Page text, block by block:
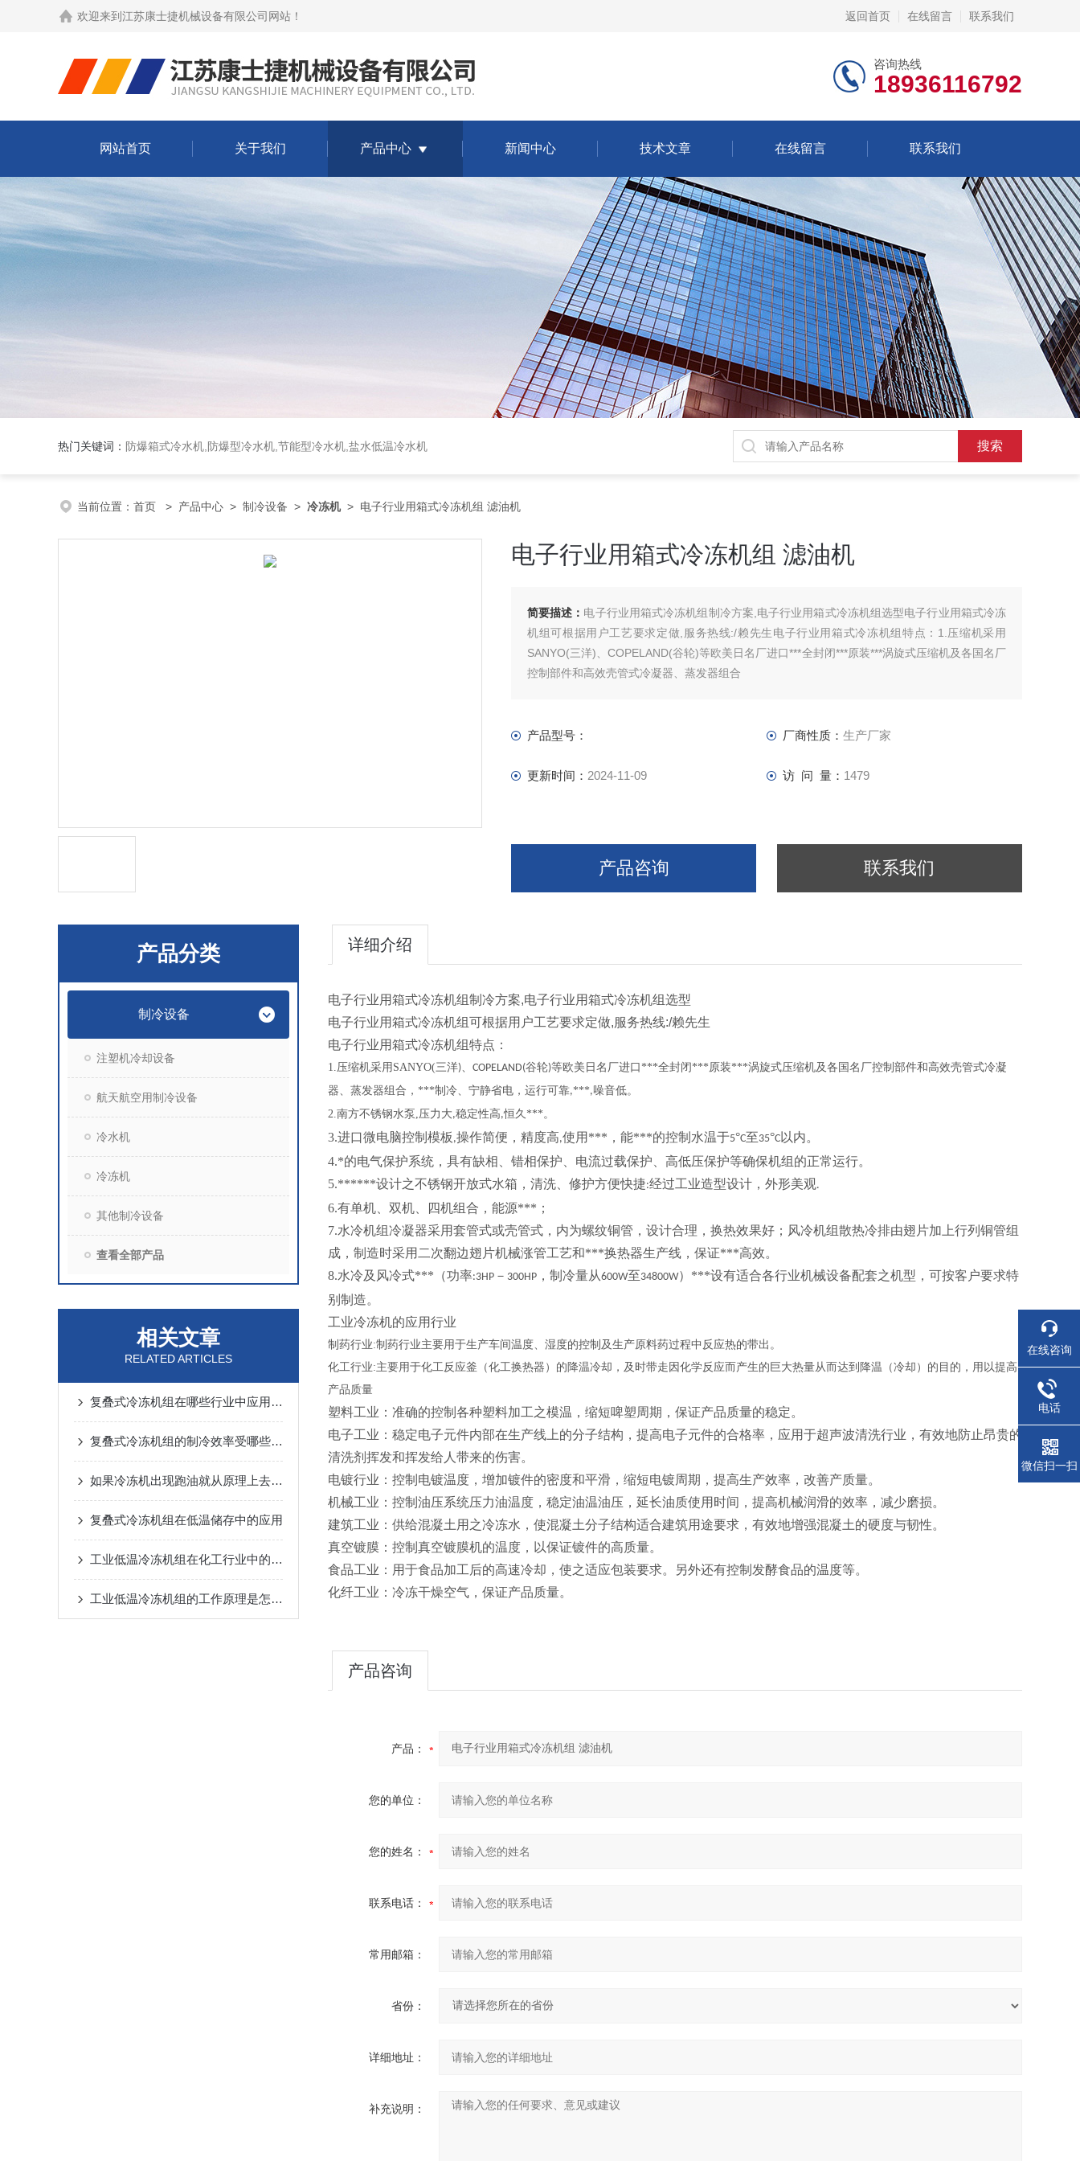
欢迎来到 江苏康士捷机械设备有限公司网站 ！ 返回首页 在线留言 联系我们
咨询热线
18936116792
网站首页 关于我们 产品中心 新闻中心 技术文章 在线留言 联系我们
热门关键词： 防爆箱式冷水机,防爆型冷水机,节能型冷水机,盐水低温冷水机
当前位置： 首页 > 产品中心 > 制冷设备 > 冷冻机> 电子行业用箱式冷冻机组 滤油机
电子行业用箱式冷冻机组 滤油机
简要描述： 电子行业用箱式冷冻机组制冷方案,电子行业用箱式冷冻机组选型电子行业用箱式冷冻
机组可根据用户工艺要求定做,服务热线:/赖先生电子行业用箱式冷冻机组特点：1.压缩机采用
SANYO(三洋)、COPELAND(谷轮)等欧美日名厂进口***全封闭***原装***涡旋式压缩机及各国名厂
控制部件和高效壳管式冷凝器、蒸发器组合
产品型号： 厂商性质： 生产厂家
更新时间： 2024-11-09 访 问 量： 1479
产品咨询 联系我们
产品分类
制冷设备
注塑机冷却设备
航天航空用制冷设备
冷水机
冷冻机
其他制冷设备
查看全部产品
相关文章
RELATED ARTICLES
复叠式冷冻机组在哪些行业中应用广泛？
复叠式冷冻机组的制冷效率受哪些因素影响？
如果冷冻机出现跑油就从原理上去剖析并解决
复叠式冷冻机组在低温储存中的应用
工业低温冷冻机组在化工行业中的应用
工业低温冷冻机组的工作原理是怎样的？
详细介绍
电子行业用箱式冷冻机组制冷方案,电子行业用箱式冷冻机组选型
电子行业用箱式冷冻机组可根据用户工艺要求定做,服务热线:/赖先生
电子行业用箱式冷冻机组特点：
1.压缩机采用 SANYO(三洋)、 COPELAND(谷轮)等欧美日名厂进口***全封闭***原装***涡旋式压缩机及各国名厂控制部件和高效壳管式冷凝
器、蒸发器组合，***制冷、宁静省电，运行可靠,***,噪音低。
2.南方不锈钢水泵 ,压力大,稳定性高,恒久***。
3.进口微电脑控制模板 ,操作简便，精度高,使用***，能***的控制水温于5°C至35°C 以内。
4.*的电气保护系统，具有缺相、错相保护、电流过载保护、高低压保护等确保机组的正常运行。
5.******设计之不锈钢开放式水箱，清洗、修护方便快捷:经过工业造型设计，外形美观.
6.有单机、双机、四机组合，能源***；
7.水冷机组冷凝器采用套管式或壳管式，内为螺纹铜管，设计合理，换热效果好；风冷机组散热冷排由翅片加上行列铜管组
成，制造时采用二次翻边翅片机械涨管工艺和***换热器生产线，保证***高效。
8.水冷及风冷式***（功率:3HP － 300HP ，制冷量从600W至34800W）***设有适合各行业机械设备配套之机型，可按客户要求特
别制造。
工业冷冻机的应用行业
制药行业:制药行业主要用于生产车间温度、湿度的控制及生产原料药过程中反应热的带出。
化工行业:主要用于化工反应釜（化工换热器）的降温冷却，及时带走因化学反应而产生的巨大热量从而达到降温（冷却）的目的，用以提高
产品质量
塑料工业：准确的控制各种塑料加工之模温，缩短啤塑周期，保证产品质量的稳定。
电子工业：稳定电子元件内部在生产线上的分子结构，提高电子元件的合格率，应用于超声波清洗行业，有效地防止昂贵的
清洗剂挥发和挥发给人带来的伤害。
电镀行业：控制电镀温度，增加镀件的密度和平滑，缩短电镀周期，提高生产效率，改善产质量。
机械工业：控制油压系统压力油温度，稳定油温油压，延长油质使用时间，提高机械润滑的效率，减少磨损。
建筑工业：供给混凝土用之冷冻水，使混凝土分子结构适合建筑用途要求，有效地增强混凝土的硬度与韧性。
真空镀膜：控制真空镀膜机的温度，以保证镀件的高质量。
食品工业：用于食品加工后的高速冷却，使之适应包装要求。另外还有控制发酵食品的温度等。
化纤工业：冷冻干燥空气，保证产品质量。
产品咨询
产品：
您的单位：
您的姓名：
联系电话：
常用邮箱：
省份：
详细地址：
补充说明：
在线咨询
电话
微信扫一扫